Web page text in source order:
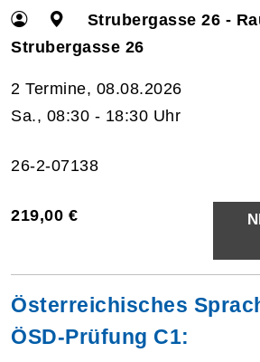
Strubergasse 26 -
Strubergasse 26
2 Termine, 08.08.2026
Sa., 08:30 - 18:30 Uhr
26-2-07138
219,00 €
Österreichisches
ÖSD-Prüfung C1: